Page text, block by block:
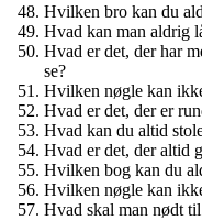
Hvilken bro kan du
Hvad kan man aldrig
Hvad er det, der har
se?
Hvilken nøgle kan
Hvad er det, der er
Hvad kan du altid
Hvad er det, der altid
Hvilken bog kan du
Hvilken nøgle kan
Hvad skal man nødt